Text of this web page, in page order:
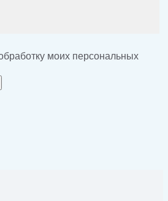
моих персональных